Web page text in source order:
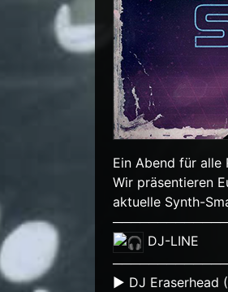
Ein Abend für alle
Wir präsentieren
aktuelle Synth-
DJ-LINE
► DJ Eraserhead